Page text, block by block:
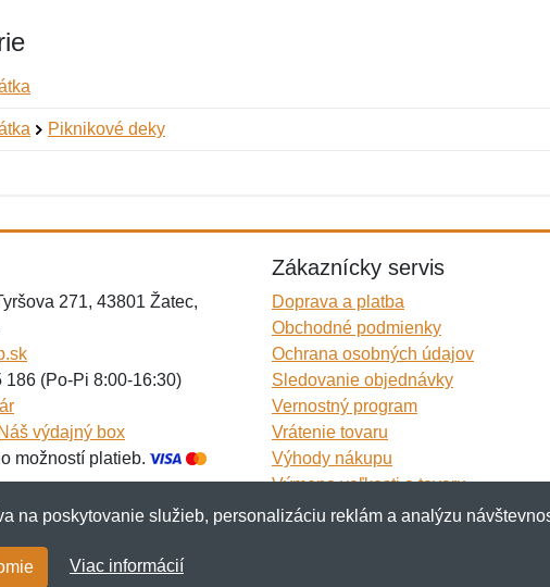
Piknikové deky
271, 43801 Žatec,
(Po-Pi 8:00-16:30)
Náš výdajný box
možností platieb.
Zákaznícky servis
Doprava a platba
Obchodné podmienky
Ochrana osobných údajov
Sledovanie objednávky
Vernostný program
Vrátenie tovaru
Výhody nákupu
Výmena veľkosti a tovaru
Viac informácií...
na poskytovanie služieb, personalizáciu reklám a analýzu
Viac informácií